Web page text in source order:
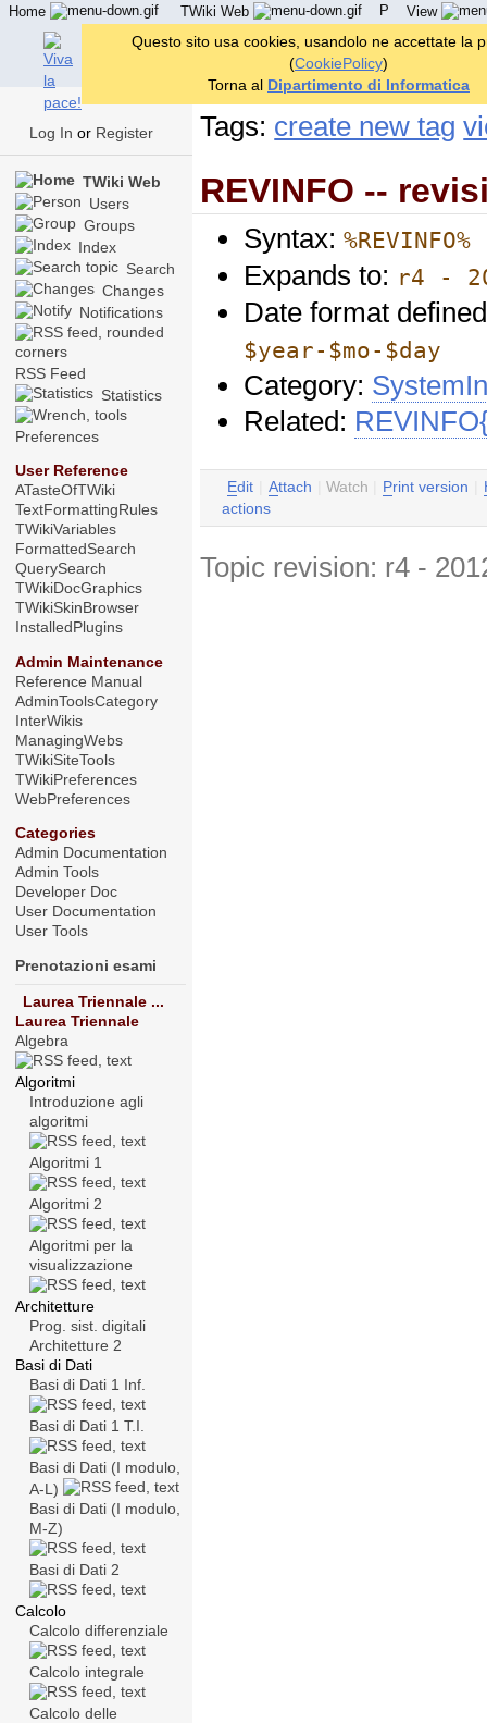
Tags: create new tag
REVINFO --
Syntax:%REVINFO%
Expands to: r4 -
Date format
$year-$mo-$day
Category:
Related:
Edit Attach |Watch Print version
actions
Topic revision: r4 -
Log In or Register
TWiki Web
Users
Groups
Index
Search
Changes
Notifications
RSS Feed
Statistics
Preferences
User Reference
ATasteOfTWiki
TextFormattingRules
TWikiVariables
FormattedSearch
QuerySearch
TWikiDocGraphics
TWikiSkinBrowser
InstalledPlugins
Admin Maintenance
Reference Manual
AdminToolsCategory
InterWikis
ManagingWebs
TWikiSiteTools
TWikiPreferences
WebPreferences
Categories
Admin Documentation
Admin Tools
Developer Doc
User Documentation
User Tools
Prenotazioni esami
Laurea Triennale ...
Laurea Triennale
Algebra
Algoritmi
Introduzione agli
algoritmi
Algoritmi 1
Algoritmi 2
Algoritmi per la
visualizzazione
Architetture
Prog. sist. digitali
Architetture 2
Basi di Dati
Basi di Dati 1 Inf.
Basi di Dati 1 T.I.
Basi di Dati (I modulo,
A-L)
Basi di Dati (I modulo,
M-Z)
Basi di Dati 2
Calcolo
Calcolo differenziale
Calcolo integrale
Calcolo delle
Home TWiki Web P
View
User Reference
Admin Maintenance
Questo sito usa cookies, usandolo ne accettate la
(CookiePolicy)
Torna al
Dipartimento di Informatica